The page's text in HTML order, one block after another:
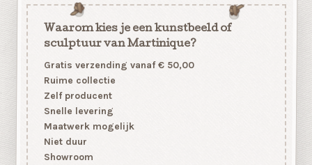
Waarom kies je een kunstbeeld of
sculptuur van Martinique?
Gratis verzending vanaf € 50,00
Ruime collectie
Zelf producent
Snelle levering
Maatwerk mogelijk
Niet duur
Showroom